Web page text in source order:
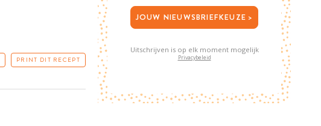
PRINT DIT RECEPT
JOUW NIEUWSBRIEFKEUZE >
Uitschrijven is op elk moment mogelijk
Privacybeleid